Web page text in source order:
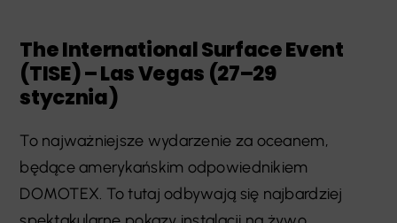
The International Surface Event
(TISE) – Las Vegas (27–29
stycznia)
To najważniejsze wydarzenie za oceanem,
będące amerykańskim odpowiednikiem
DOMOTEX. To tutaj odbywają się najbardziej